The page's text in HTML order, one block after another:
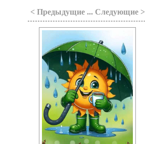
< Предыдущие ... Следующие >